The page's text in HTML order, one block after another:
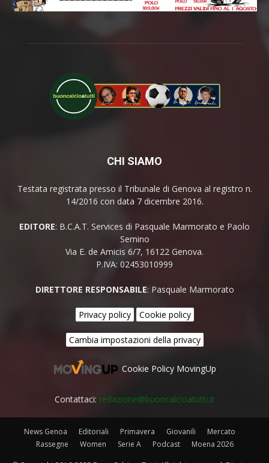
CHI SIAMO
Testata registrata presso il Tribunale di Genova al registro n.
14/2016 con data 7 dicembre 2016.
EDITORE: B.C.A.T. Services di Pasquale Marmorato e Paolo
Semino
Via E. de Amicis 6/7, 16122 Genova.
P.IVA: 02453010999
DIRETTORE RESPONSABILE: Pasquale Marmorato
Privacy policy Cookie policy
Cambia impostazioni della privacy
Cookie Policy MovingUp
Contattaci: redazione@buoncalcioatutti.it
News Genoa Editoriali Primavera Giovanili
Mercato
Rassegne
Women Serie A Podcast Moena 2026